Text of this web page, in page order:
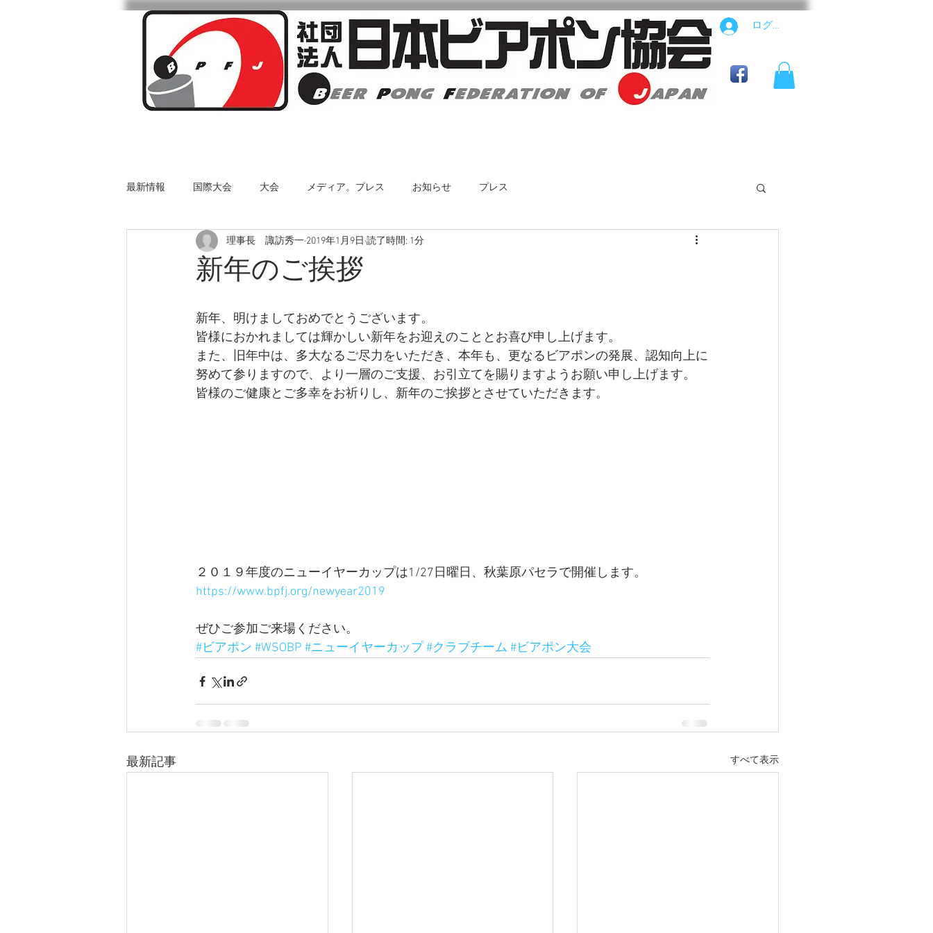
ログイン
最新情報 国際大会 大会 メディア。プレス お知らせ プレス
新年のご挨拶
理事長 諏訪秀一 2019年1月9日 読了時間: 1分
新年、明けましておめでとうございます。
皆様におかれましては輝かしい新年をお迎えのこととお喜び申し上げます。
また、旧年中は、多大なるご尽力をいただき、本年も、更なるビアポンの発展、認知向上に
努めて参りますので、より一層のご支援、お引立てを賜りますようお願い申し上げます。
皆様のご健康とご多幸をお祈りし、新年のご挨拶とさせていただきます。
２０１９年度のニューイヤーカップは1/27日曜日、秋葉原パセラで開催します。
https://www.bpfj.org/newyear2019
ぜひご参加ご来場ください。
#ビアポン #WSOBP #ニューイヤーカップ#クラブチーム #ビアポン大会
最新記事 すべて表示